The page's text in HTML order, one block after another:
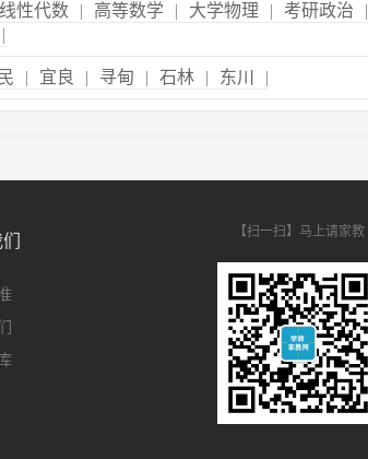
线性代数 | 高等数学 | 大学物理 | 考研政治 |
|
| 宜良 | 寻甸 | 石林 | 东川 |
【扫一扫】马上请家教